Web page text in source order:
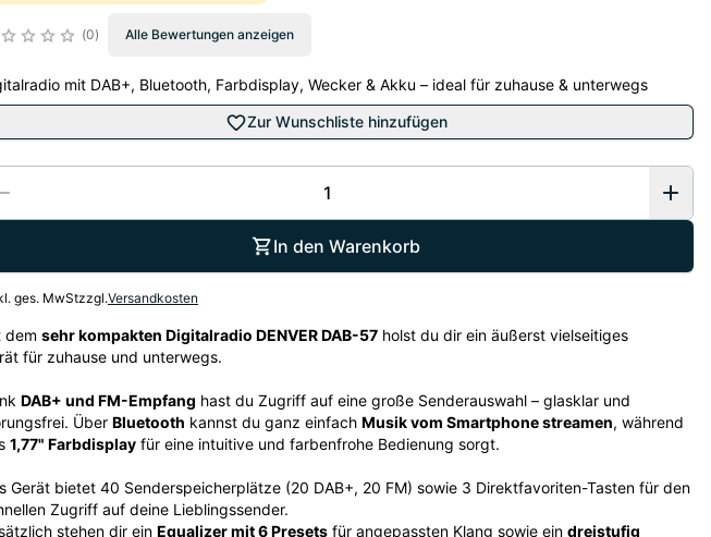
0 Alle Bewertungen anzeigen
mit DAB+, Bluetooth, Farbdisplay, Wecker & Akku – ideal für zuhause & unterwegs
Zur Wunschliste hinzufügen
In den Warenkorb
ges. MwStzzgl.Versandkosten
dem sehr kompakten Digitalradio DENVER DAB-57holst du dir ein äußerst vielseitiges
für zuhause und unterwegs.
DAB+ und FM-Empfang hast du Zugriff auf eine große Senderauswahl – glasklar und
Über Bluetooth kannst du ganz einfach Musik vom Smartphone streamen, während
1,77" Farbdisplayfür eine intuitive und farbenfrohe Bedienung sorgt.
Gerät bietet 40 Senderspeicherplätze (20 DAB+, 20 FM) sowie 3 Direktfavoriten-Tasten für den
Zugriff auf deine Lieblingssender.
stehen dir ein Equalizer mit 6 Presetsfür angepassten Klang sowie ein dreistufig